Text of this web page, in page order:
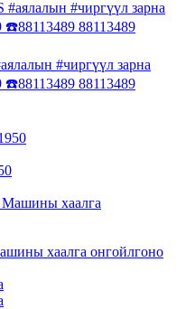
#чиргүүл зарна
☎️88113489 88113489
хаалга онгойлгоно